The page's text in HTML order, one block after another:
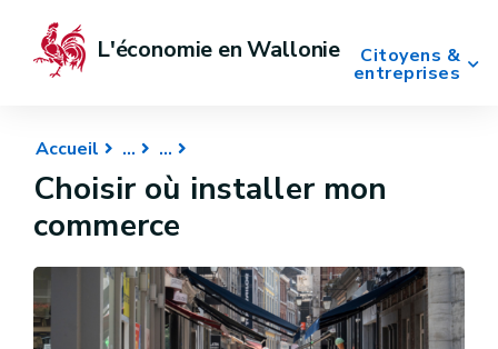
Citoyens &
entreprises
L'économie en Wallonie
Accueil
Choisir où installer mon
commerce